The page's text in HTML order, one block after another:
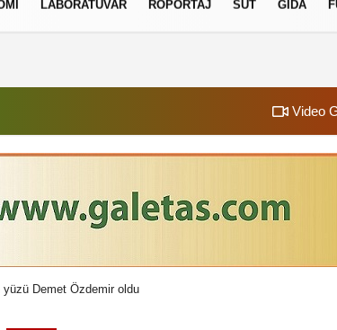
LABORATUVAR RÖPORTAJ SÜT GIDA
Video
Demet Özdemir oldu